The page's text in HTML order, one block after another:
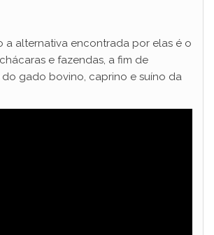
a alternativa encontrada por elas é o
e fazendas, a fim de
gado bovino, caprino e suíno da